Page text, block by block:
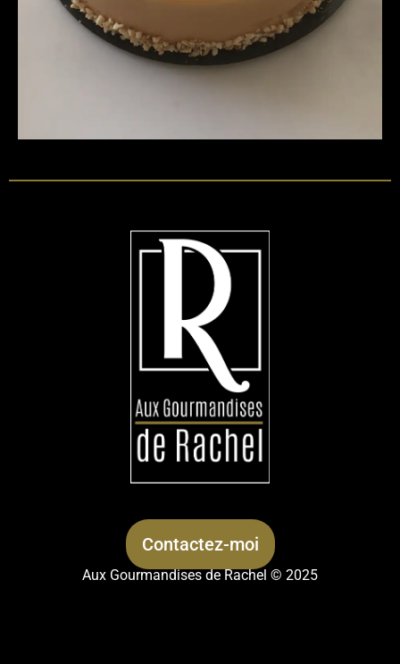
Contactez-moi
Aux Gourmandises de Rachel © 2025